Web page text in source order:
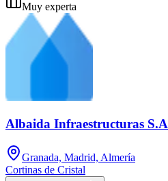
Muy experta
Albaida Infraestructuras S.A
Granada, Madrid, Almería
Cortinas de Cristal